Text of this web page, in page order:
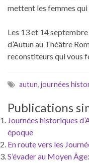
mettent les femmes
Les 13 et 14
d’Autun au Théâtre
reconstiteurs qui vous
autun, journées
Publications
Journées historiques
époque
En route vers les
S’évader au Moyen